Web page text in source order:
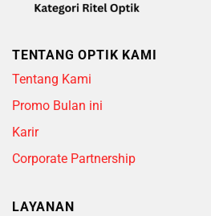
TENTANG OPTIK KAMI
Tentang Kami
Promo Bulan ini
Karir
Corporate Partnership
LAYANAN